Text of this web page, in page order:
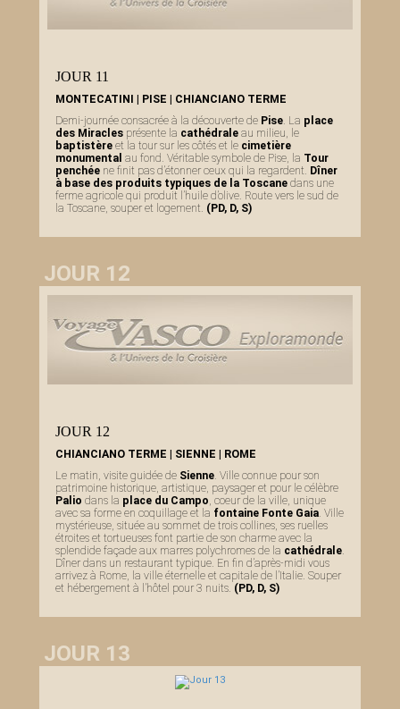
JOUR 11
MONTECATINI | PISE | CHIANCIANO TERME
Demi-journée consacrée à la découverte de Pise . La place
des Miracles présente la cathédrale au milieu, le
baptistère et la tour sur les côtés et le cimetière
monumental au fond. Véritable symbole de Pise, la Tour
penchée ne finit pas d’étonner ceux qui la regardent. Dîner
à base des produits typiques de la Toscane dans une
ferme agricole qui produit l’huile d’olive. Route vers le sud de
la Toscane, souper et logement. (PD, D, S)
JOUR 12
JOUR 12
CHIANCIANO TERME | SIENNE | ROME
Le matin, visite guidée de Sienne. Ville connue pour son
patrimoine historique, artistique, paysager et pour le célèbre
Palio dans la place du Campo, coeur de la ville, unique
avec sa forme en coquillage et la fontaine Fonte Gaia. Ville
mystérieuse, située au sommet de trois collines, ses ruelles
étroites et tortueuses font partie de son charme avec la
splendide façade aux marres polychromes de la cathédrale.
Dîner dans un restaurant typique. En fin d’après-midi vous
arrivez à Rome, la ville éternelle et capitale de l’Italie. Souper
et hébergement à l’hôtel pour 3 nuits. (PD, D, S)
JOUR 13